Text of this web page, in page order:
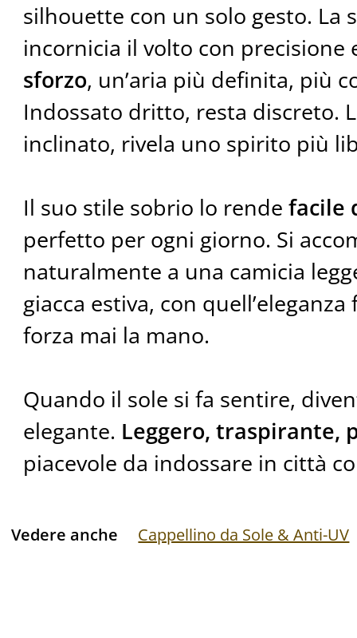
silhouette con un solo gesto. La
incornicia il volto con precisione
sforzo, un’aria più definita, più
Indossato dritto, resta discreto.
inclinato, rivela uno spirito più
Il suo stile sobrio lo rende facile
perfetto per ogni giorno. Si
naturalmente a una camicia
giacca estiva, con
forza mai la mano.
Quando il sole si fa sentire,
elegante. Leggero, traspirante,
piacevole da indossare in città
Vedere anche Cappellino da Sole & Anti-UV